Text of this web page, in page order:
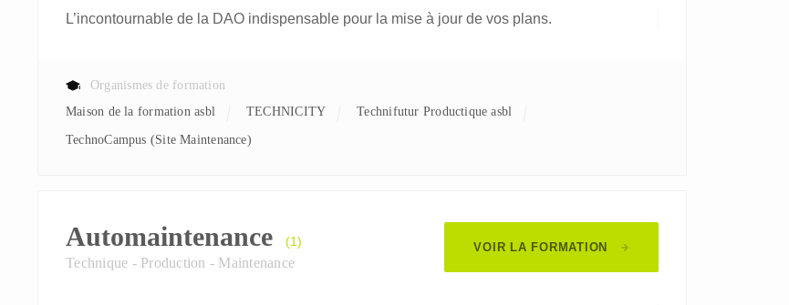
L’incontournable de la DAO indispensable pour la mise à jour de vos plans.
Organismes de formation
Maison de la formation asbl
TECHNICITY Technifutur Productique asbl
TechnoCampus (Site Maintenance)
VOIR LA FORMATION
Automaintenance (1)
Technique - Production - Maintenance